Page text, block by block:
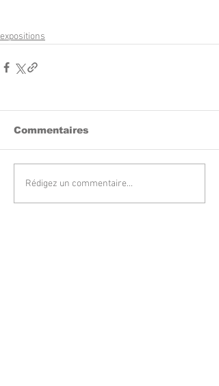
expositions
Commentaires
Rédigez un commentaire...